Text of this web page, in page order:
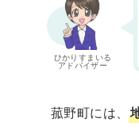
ひかりすまいる
アドバイザー
菰野町には、